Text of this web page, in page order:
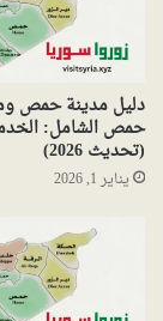
دليل مدينة حمص
حمص الشامل:
(تحديث 2026)
يناير 1, 2026